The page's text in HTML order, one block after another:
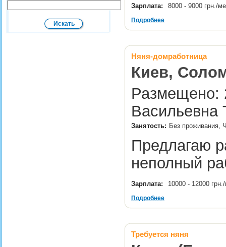
Зарплата: 8000 - 9000 грн./
Подробнее
Няня-домработница
Киев,
Размещено:
Васильевна
Занятость: Без проживания,
Предлагаю
неполный
Зарплата: 10000 - 12000
Подробнее
Требуется няня